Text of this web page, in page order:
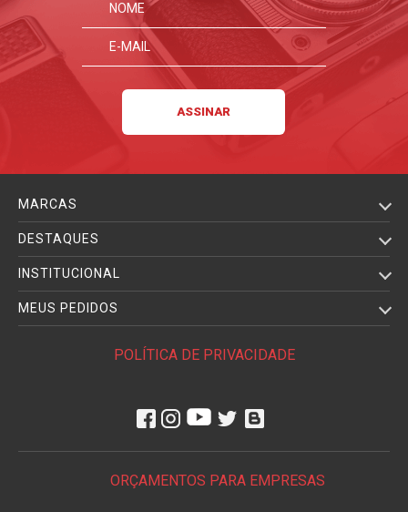
MARCAS
DESTAQUES
INSTITUCIONAL
MEUS PEDIDOS
POLÍTICA DE PRIVACIDADE
ORÇAMENTOS PARA EMPRESAS